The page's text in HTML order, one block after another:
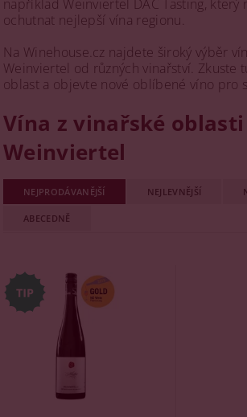
například Weinviertel DAC Tasting, který
ochutnat nejlepší vína regionu.
Na Winehouse.cz najdete široký výběr
Weinviertel od různých vinařství. Zkuste
oblast a objevte nové oblíbené víno pro
Vína z vinařské oblasti
Weinviertel
NEJPRODÁVANĚJŠÍ NEJLEVNĚJŠÍ
ABECEDNĚ